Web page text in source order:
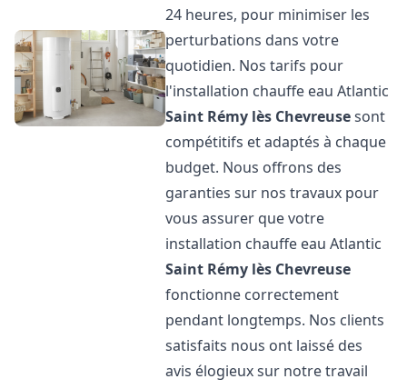
24 heures, pour minimiser les
perturbations dans votre
quotidien. Nos tarifs pour
l'installation chauffe eau Atlantic
Saint Rémy lès Chevreusesont
compétitifs et adaptés à chaque
budget. Nous offrons des
garanties sur nos travaux pour
vous assurer que votre
installation chauffe eau Atlantic
Saint Rémy lès Chevreuse
fonctionne correctement
pendant longtemps. Nos clients
satisfaits nous ont laissé des
avis élogieux sur notre travail